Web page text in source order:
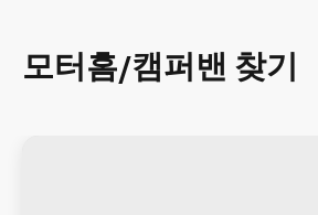
모터홈/캠퍼밴 찾기